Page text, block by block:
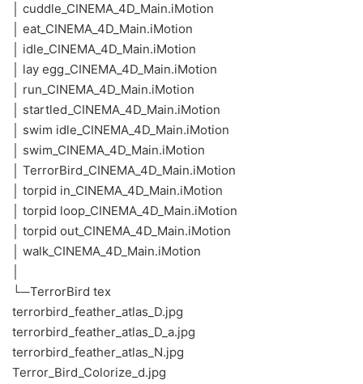
│ cuddle_CINEMA_4D_Main.iMotion
│ eat_CINEMA_4D_Main.iMotion
│ idle_CINEMA_4D_Main.iMotion
│ lay egg_CINEMA_4D_Main.iMotion
│ run_CINEMA_4D_Main.iMotion
│ startled_CINEMA_4D_Main.iMotion
│ swim idle_CINEMA_4D_Main.iMotion
│ swim_CINEMA_4D_Main.iMotion
│ TerrorBird_CINEMA_4D_Main.iMotion
│ torpid in_CINEMA_4D_Main.iMotion
│ torpid loop_CINEMA_4D_Main.iMotion
│ torpid out_CINEMA_4D_Main.iMotion
│ walk_CINEMA_4D_Main.iMotion
└─TerrorBird tex
terrorbird_feather_atlas_D.jpg
terrorbird_feather_atlas_D_a.jpg
terrorbird_feather_atlas_N.jpg
Terror_Bird_Colorize_d.jpg